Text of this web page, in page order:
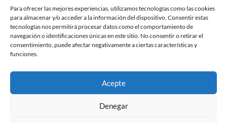
Para ofrecer las mejores experiencias, utilizamos tecnologías como las cookies
para almacenar y/o acceder a la información del dispositivo. Consentir estas
tecnologías nos permitirá procesar datos como el comportamiento de
navegación o identificaciones únicas en este sitio. No consentir o retirar el
consentimiento, puede afectar negativamente a ciertas características y
funciones.
Acepte
Denegar
Popular Free Games
LATEST UPDATES